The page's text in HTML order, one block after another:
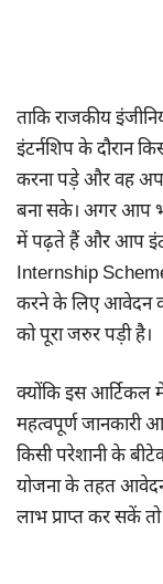
ताकि राजकीय
इंटर्नशिप के दौरान
करना पड़े और वह
बना सके। अगर आप
में पढ़ते हैं और आप
Internship
करने के लिए आवेदन
को पूरा जरुर पड़ी है।
क्योंकि इस
महत्वपूर्ण जानकारी
किसी परेशानी के
योजना के तहत आवेदन
लाभ प्राप्त कर सकें